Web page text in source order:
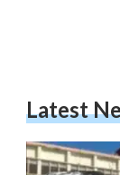
Latest